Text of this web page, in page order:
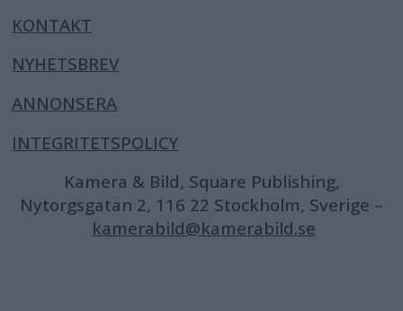
KONTAKT
NYHETSBREV
ANNONSERA
INTEGRITETSPOLICY
Kamera & Bild, Square Publishing,
Nytorgsgatan 2, 116 22 Stockholm, Sverige –
kamerabild@kamerabild.se